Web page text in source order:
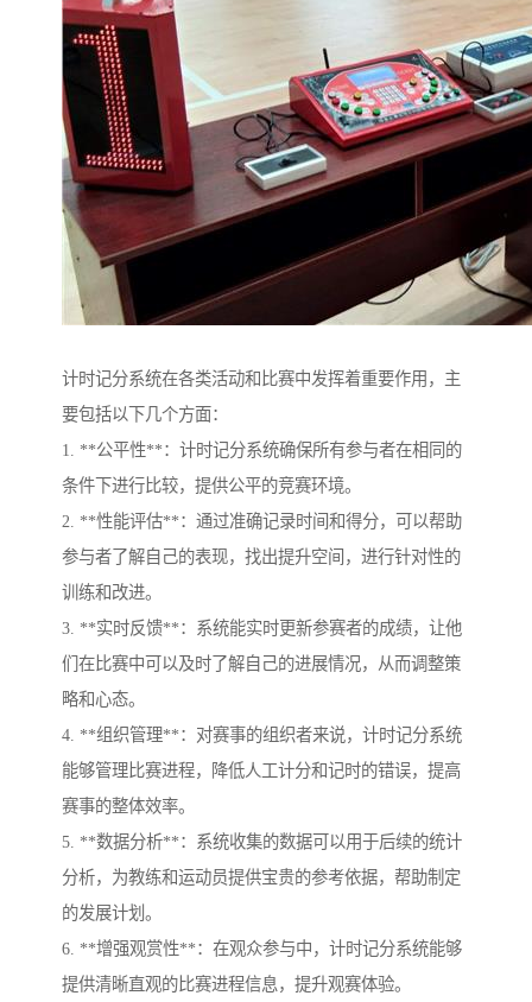
计时记分系统在各类活动和比赛中发挥着重要作用，主
要包括以下几个方面：
1. **公平性**：计时记分系统确保所有参与者在相同的
条件下进行比较，提供公平的竞赛环境。
2. **性能评估**：通过准确记录时间和得分，可以帮助
参与者了解自己的表现，找出提升空间，进行针对性的
训练和改进。
3. **实时反馈**：系统能实时更新参赛者的成绩，让他
们在比赛中可以及时了解自己的进展情况，从而调整策
略和心态。
4. **组织管理**：对赛事的组织者来说，计时记分系统
能够管理比赛进程，降低人工计分和记时的错误，提高
赛事的整体效率。
5. **数据分析**：系统收集的数据可以用于后续的统计
分析，为教练和运动员提供宝贵的参考依据，帮助制定
的发展计划。
6. **增强观赏性**：在观众参与中，计时记分系统能够
提供清晰直观的比赛进程信息，提升观赛体验。